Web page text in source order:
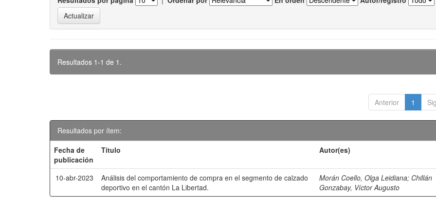
Resultados 1-1 de 1.
Anterior 1
Resultados por ítem:
Fecha de
publicación
Título Autor(es)
10-abr-2023
Análisis del comportamiento de compra en el segmento de calzado
deportivo en el cantón La Libertad.
Morán Coello, Olga Leidiana; Chillán
Gonzabay, Víctor Augusto